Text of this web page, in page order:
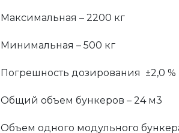
Максимальная – 2200 кг
Минимальная – 500 кг
Погрешность дозирования ±2,0 %
Общий объем бункеров – 24 м3
Объем одного модульного